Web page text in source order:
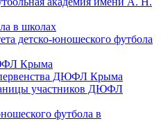
в школах
детско-юношеского футбола
Крыма
ДЮФЛ Крыма
участников ДЮФЛ
футбола в